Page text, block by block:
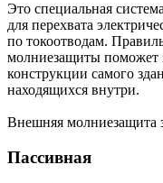
Это специальная
для перехвата
по токоотводам.
молниезащиты поможет
конструкции самого
находящихся внутри.
Внешняя молниезащита
Пассивная